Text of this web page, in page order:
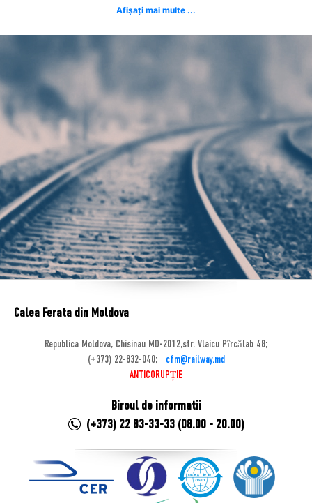
Afișați mai multe ...
Calea Ferata din Moldova
Republica Moldova, Chisinau MD-2012,str. Vlaicu Pîrcălab 48;
(+373) 22-832-040;
cfm@railway.md
ANTICORUPȚIE
Biroul de informatii
(+373) 22 83-33-33 (08.00 - 20.00)